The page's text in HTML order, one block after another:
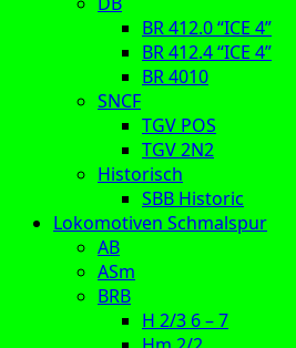
BR 412.0 “ICE 4”
BR 412.4 “ICE 4”
BR 4010
SNCF
TGV POS
TGV 2N2
Historisch
SBB Historic
Lokomotiven Schmalspur
AB
ASm
BRB
H 2/3 6 – 7